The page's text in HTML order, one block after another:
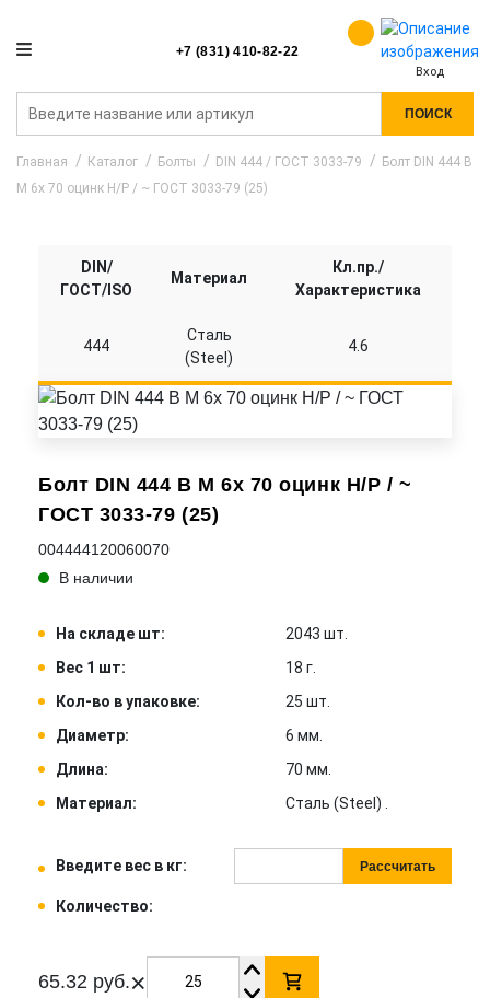
+7 (831) 410-82-22
Вход
ПОИСК
Главная Каталог Болты DIN 444 / ГОСТ 3033-79
Болт DIN 444 B
M 6x 70 оцинк Н/Р / ~ ГОСТ 3033-79 (25)
Болт DIN 444 B M 6x 70 оцинк Н/Р / ~
ГОСТ 3033-79 (25)
004444120060070
В наличии
На складе шт:
2043 шт.
Вес 1 шт:
18 г.
Кол-во в упаковке:
25 шт.
Диаметр:
6 мм.
Длина:
70 мм.
Материал:
Сталь (Steel) .
Введите вес в кг: Рассчитать
Количество:
65.32 руб.×
DIN/
ГОСТ/ISO
Материал
Кл.пр./
Характеристика
444
Сталь
(Steel)
4.6